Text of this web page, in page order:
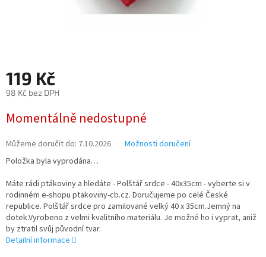
119 Kč
98 Kč bez DPH
cena:
Momentálně nedostupné
Můžeme doručit do: 7.10.2026
Možnosti doručení
Položka byla vyprodána…
Máte rádi ptákoviny a hledáte - Polštář srdce - 40x35cm - vyberte si v
rodinném e-shopu ptakoviny-cb.cz. Doručujeme po celé České
republice. Polštář srdce pro zamilované velký 40 x 35cm.Jemný na
dotek.Vyrobeno z velmi kvalitního materiálu. Je možné ho i vyprat, aniž
by ztratil svůj původní tvar.
Detailní informace